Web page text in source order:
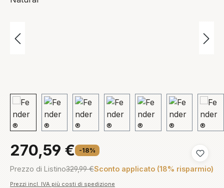
270,59 € -18%
Prezzo di Listino329,99 €Sconto applicato (18% risparmio)
Prezzi incl. IVA più costi di spedizione